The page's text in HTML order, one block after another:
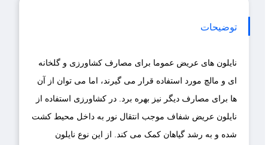
توضیحات
نایلون های عریض عموما برای مصارف کشاورزیو گلخانه
ایو مالچمورد استفاده قرار می گیرند، اما می توان از آن
ها برای مصارف دیگر نیز بهره برد. در کشاورزی استفاده از
نایلون عریض شفاف موجب انتقال نور به داخل محیط کشت
شده و به رشد گیاهان کمک می کند. از این نوع نایلون